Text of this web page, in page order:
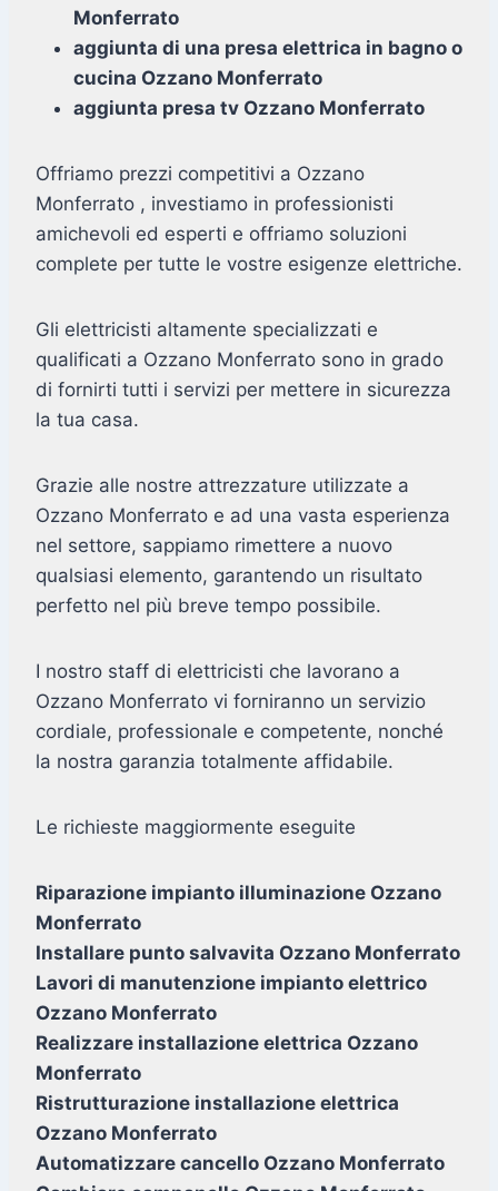
Monferrato
aggiunta di una presa elettrica in bagno o
cucina Ozzano Monferrato
aggiunta presa tv Ozzano Monferrato
Offriamo prezzi competitivi a Ozzano
Monferrato , investiamo in professionisti
amichevoli ed esperti e offriamo soluzioni
complete per tutte le vostre esigenze elettriche.
Gli elettricisti altamente specializzati e
qualificati a Ozzano Monferrato sono in grado
di fornirti tutti i servizi per mettere in sicurezza
la tua casa.
Grazie alle nostre attrezzature utilizzate a
Ozzano Monferrato e ad una vasta esperienza
nel settore, sappiamo rimettere a nuovo
qualsiasi elemento, garantendo un risultato
perfetto nel più breve tempo possibile.
I nostro staff di elettricisti che lavorano a
Ozzano Monferrato vi forniranno un servizio
cordiale, professionale e competente, nonché
la nostra garanzia totalmente affidabile.
Le richieste maggiormente eseguite
Riparazione impianto illuminazione Ozzano
Monferrato
Installare punto salvavita Ozzano Monferrato
Lavori di manutenzione impianto elettrico
Ozzano Monferrato
Realizzare installazione elettrica Ozzano
Monferrato
Ristrutturazione installazione elettrica
Ozzano Monferrato
Automatizzare cancello Ozzano Monferrato